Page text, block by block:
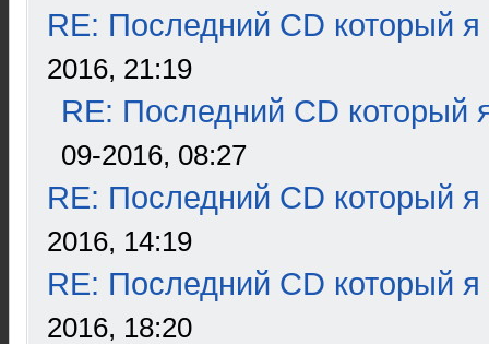
RE: Последний CD который я
2016, 21:19
RE: Последний CD который
09-2016, 08:27
RE: Последний CD который я
2016, 14:19
RE: Последний CD который я
2016, 18:20